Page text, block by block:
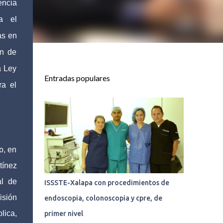
el
en
de
Ley
el
en
de
Entradas populares
ISSSTE-Xalapa con procedimientos de
endoscopia, colonoscopia y cpre, de
primer nivel